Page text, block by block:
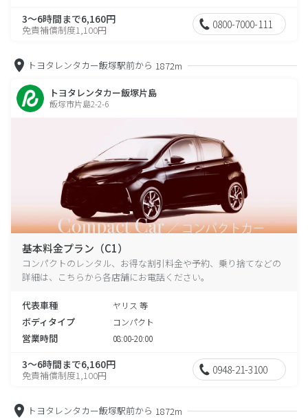
3～6時間まで6,160円
免責補償制度1,100円 0800-7000-111
トヨタレンタカー飯塚駅前から 1872m
トヨタレンタカー飯塚片島
飯塚市片島2-2-6
基本料金プラン（C1）
コンパクトのレンタル、お得な割引料金や予約、乗り捨てなどの
詳細は、こちらから各店舗にお電話ください。
代表車種 ヤリス 等
ボディタイプ コンパクト
営業時間 08:00-20:00
3～6時間まで6,160円
免責補償制度1,100円 0948-21-3100
トヨタレンタカー飯塚駅前から 1872m